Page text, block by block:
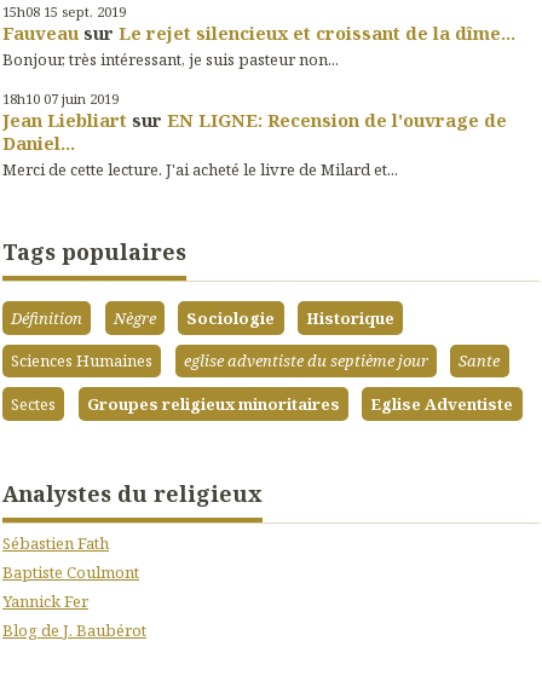
15h08 15 sept. 2019
Fauveau sur Le rejet silencieux et croissant de la dîme...
Bonjour, très intéressant, je suis pasteur non...
18h10 07 juin 2019
Jean Liebliart sur EN LIGNE: Recension de l'ouvrage de
Daniel...
Merci de cette lecture. J'ai acheté le livre de Milard et...
Tags populaires
Définition Nègre Sociologie
Historique
Sciences Humaines
eglise adventiste du septième jour
Sante
Sectes
Groupes religieux minoritaires Eglise Adventiste
Analystes du religieux
Sébastien Fath
Baptiste Coulmont
Yannick Fer
Blog de J. Baubérot